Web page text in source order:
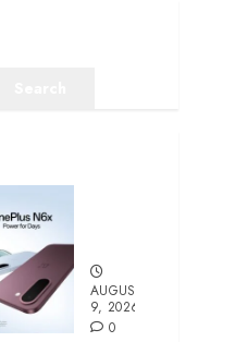
AUGUST
9, 2026
0